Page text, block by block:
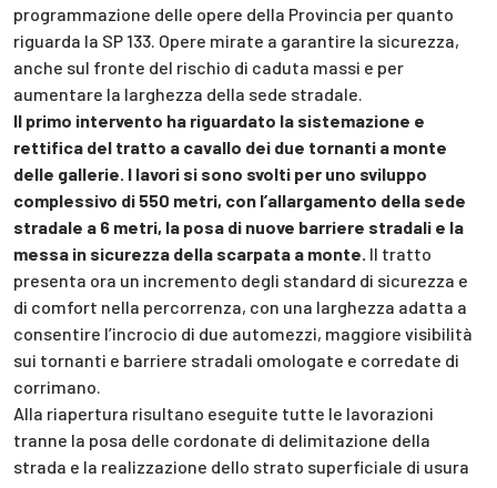
programmazione delle opere della Provincia per quanto
riguarda la SP 133. Opere mirate a garantire la sicurezza,
anche sul fronte del rischio di caduta massi e per
aumentare la larghezza della sede stradale.
Il primo intervento ha riguardato la sistemazione e
rettifica del tratto a cavallo dei due tornanti a monte
delle gallerie. I lavori si sono svolti per uno sviluppo
complessivo di 550 metri, con l’allargamento della sede
stradale a 6 metri, la posa di nuove barriere stradali e la
messa in sicurezza della scarpata a monte. Il tratto
presenta ora un incremento degli standard di sicurezza e
di comfort nella percorrenza, con una larghezza adatta a
consentire l’incrocio di due automezzi, maggiore visibilità
sui tornanti e barriere stradali omologate e corredate di
corrimano.
Alla riapertura risultano eseguite tutte le lavorazioni
tranne la posa delle cordonate di delimitazione della
strada e la realizzazione dello strato superficiale di usura